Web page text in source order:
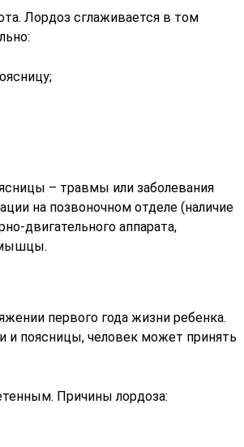
Лордоз сглаживается в том
– травмы или заболевания
на позвоночном отделе (наличие
двигательного аппарата,
мышцы.
первого года жизни ребенка.
и поясницы, человек может принять
Причины лордоза: